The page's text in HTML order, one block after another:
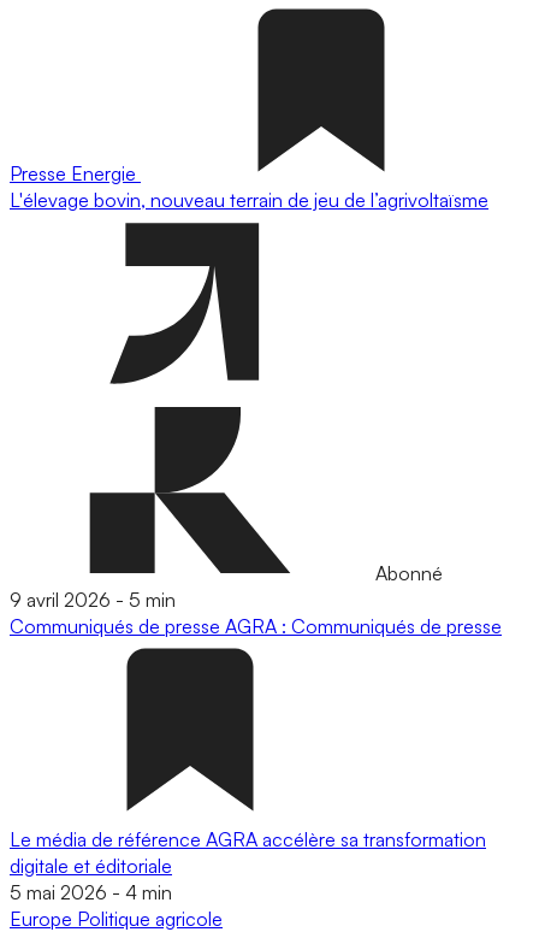
Presse Energie
L'élevage bovin, nouveau terrain de jeu de l’agrivoltaïsme
Abonné
9 avril 2026 - 5 min
Communiqués de presse AGRA : Communiqués de presse
Le média de référence AGRA accélère sa transformation
digitale et éditoriale
5 mai 2026 - 4 min
Europe Politique agricole